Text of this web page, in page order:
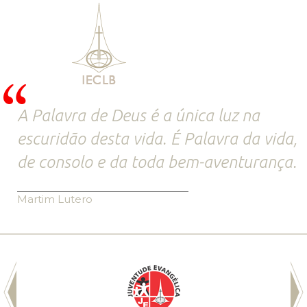
A Palavra de Deus é a única luz na
escuridão desta vida. É Palavra da vida,
de consolo e da toda bem-aventurança.
Martim Lutero